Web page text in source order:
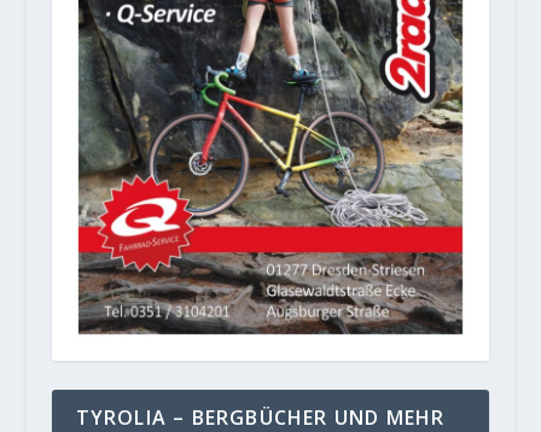
TYROLIA – BERGBÜCHER UND MEHR